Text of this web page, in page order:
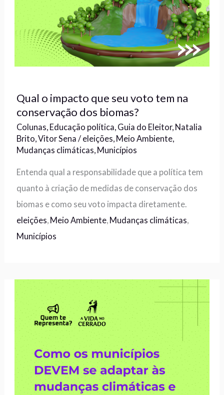
Qual o impacto que seu voto tem na
conservação dos biomas?
Colunas, Educação política, Guia do Eleitor, Natalia
Brito,Vitor Sena / eleições, Meio Ambiente,
Mudanças climáticas, Municípios
Entenda qual a responsabilidade que a política tem
quanto à criação de medidas de conservação dos
biomas e como seu voto impacta diretamente.
eleições Meio Ambiente Mudanças climáticas
Municípios